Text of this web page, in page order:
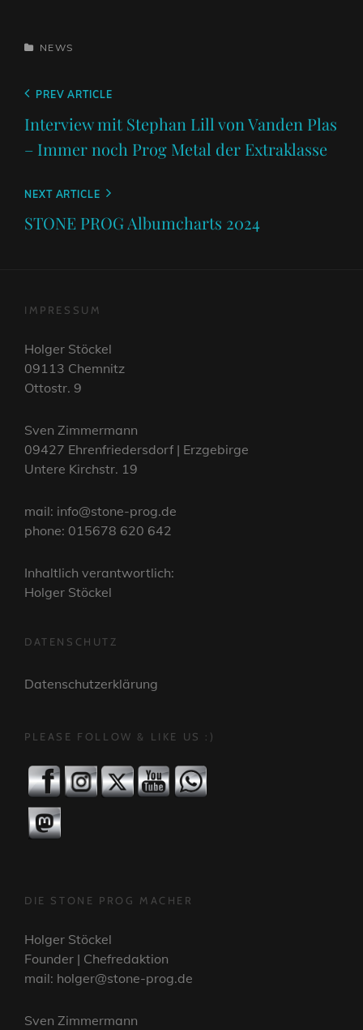
CATEGORIES
NEWS
Beitragsnavigation
Previous
PREV ARTICLE
Interview mit Stephan Lill von Vanden Plas
– Immer noch Prog Metal der Extraklasse
Next
Post
NEXT ARTICLE
STONE PROG Albumcharts 2024
IMPRESSUM
Holger Stöckel
09113 Chemnitz
Ottostr. 9
Sven Zimmermann
09427 Ehrenfriedersdorf | Erzgebirge
Untere Kirchstr. 19
mail: info@stone-prog.de
phone: 015678 620 642
Inhaltlich verantwortlich:
Holger Stöckel
DATENSCHUTZ
Datenschutzerklärung
PLEASE FOLLOW & LIKE US :)
DIE STONE PROG MACHER
Holger Stöckel
Founder | Chefredaktion
mail: holger@stone-prog.de
Sven Zimmermann